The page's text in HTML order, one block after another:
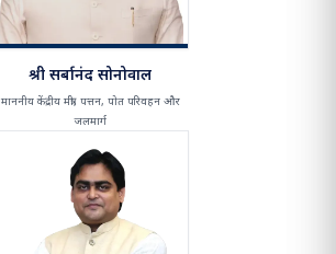
श्री सर्बानंद सोनोवाल
माननीय केंद्रीय मंत्री, पत्तन, पोत परिवहन और
जलमार्ग